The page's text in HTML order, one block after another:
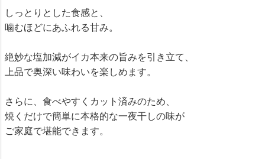
しっとりとした食感と、
噛むほどにあふれる甘み。
絶妙な塩加減がイカ本来の旨みを引き立て、
上品で奥深い味わいを楽しめます。
さらに、食べやすくカット済みのため、
焼くだけで簡単に本格的な一夜干しの味が
ご家庭で堪能できます。